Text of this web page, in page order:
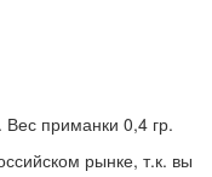
Вес приманки 0,4 гр.
рынке, т.к. вы